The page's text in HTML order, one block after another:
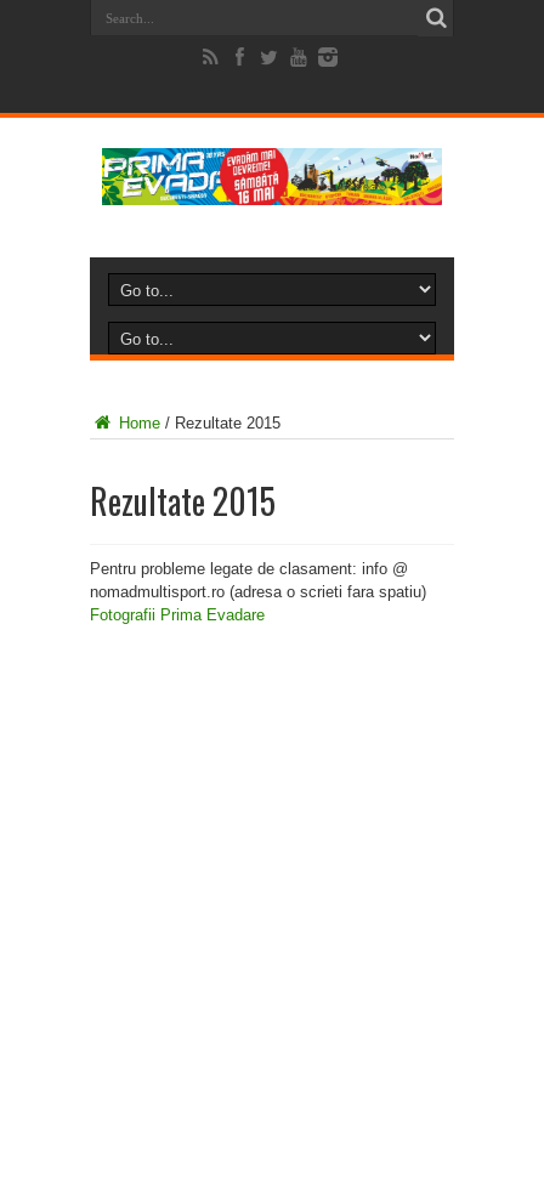
Home / Rezultate 2015
Rezultate 2015
Pentru probleme legate de clasament: info @
nomadmultisport.ro (adresa o scrieti fara spatiu)
Fotografii Prima Evadare